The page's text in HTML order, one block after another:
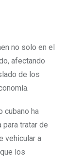
no solo en el
afectando
de los
cubano ha
para tratar de
vehicular a
los